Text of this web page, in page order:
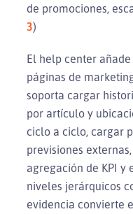
de promociones,
3)
El help center
páginas de
soporta cargar
por artículo y
ciclo a ciclo, cargar
previsiones
agregación de KPI y
niveles jerárquicos
evidencia convierte